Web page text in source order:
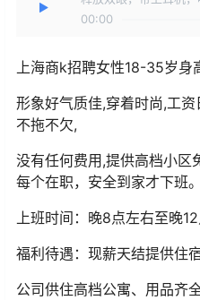
00:00
上海商k招聘女性18-35岁身
形象好气质佳,穿着时尚,工
不拖不欠,
没有任何费用,提供高档小区
每个在职，安全到家才下班。
上班时间：晚8点左右至晚
福利待遇：现薪天结提供住宿
公司供住高档公寓、用品齐